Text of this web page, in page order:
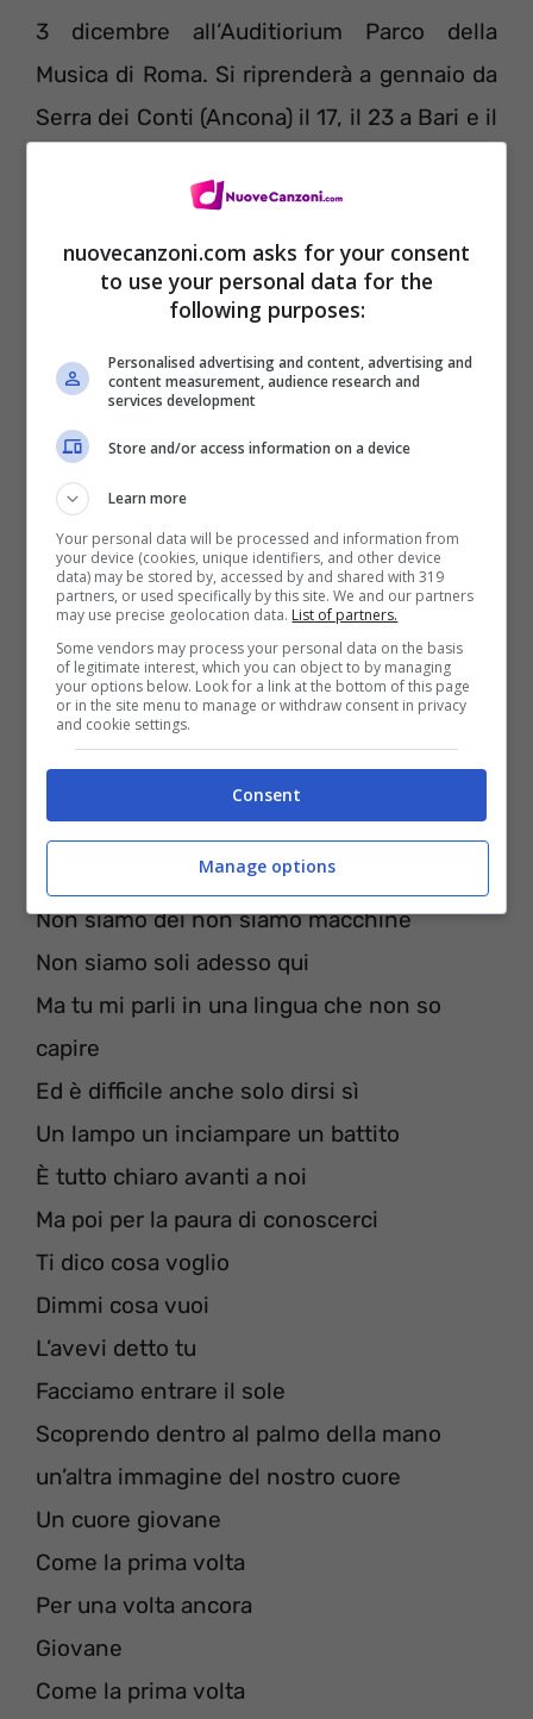
3 dicembre all’Auditiorium Parco della
Musica di Roma. Si riprenderà a gennaio da
Serra dei Conti (Ancona) il 17, il 23 a Bari e il
Testo Una rigenerazione – Riccardo
Digital Download)
Non siamo dei non siamo macchine
Non siamo soli adesso qui
Ma tu mi parli in una lingua che non so
capire
Ed è difficile anche solo dirsi sì
Un lampo un inciampare un battito
È tutto chiaro avanti a noi
Ma poi per la paura di conoscerci
Ti dico cosa voglio
Dimmi cosa vuoi
L’avevi detto tu
Facciamo entrare il sole
Scoprendo dentro al palmo della mano
un’altra immagine del nostro cuore
Un cuore giovane
Come la prima volta
Per una volta ancora
Giovane
Come la prima volta
nuovecanzoni.com asks for your consent
to use your personal data for the
following purposes:
Personalised advertising and content, advertising and
content measurement, audience research and
services development
Store and/or access information on a device
Learn more
Your personal data will be processed and information from
your device (cookies, unique identifiers, and other device
data) may be stored by, accessed by and shared with 319
partners, or used specifically by this site. We and our partners
may use precise geolocation data. List of partners.
Some vendors may process your personal data on the basis
of legitimate interest, which you can object to by managing
your options below. Look for a link at the bottom of this page
or in the site menu to manage or withdraw consent in privacy
and cookie settings.
Consent
Manage options